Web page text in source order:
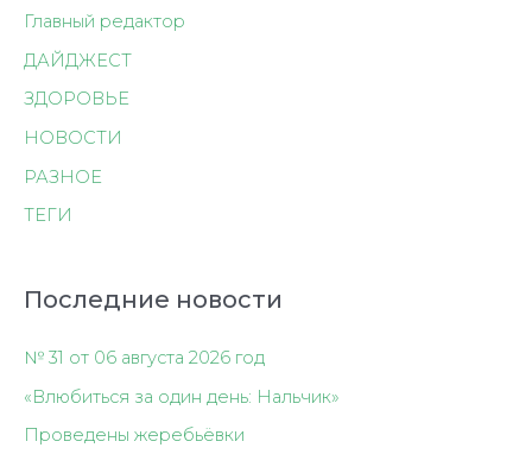
Главный редактор
ДАЙДЖЕСТ
ЗДОРОВЬЕ
НОВОСТИ
РАЗНОЕ
ТЕГИ
Последние новости
№ 31 от 06 августа 2026 год
«Влюбиться за один день: Нальчик»
Проведены жеребьёвки